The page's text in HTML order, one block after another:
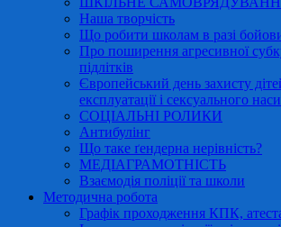
Наша творчість
Що робити школам в разі
Про поширення агресивної
підлітків
Європейський день захисту
експлуатації і сексуального
СОЦІАЛЬНІ РОЛИКИ
Антибулінг
Що таке ґендерна нерівність?
МЕДІАГРАМОТНІСТЬ
Взаємодія поліції та школи
Методична робота
Графік проходження КПК,